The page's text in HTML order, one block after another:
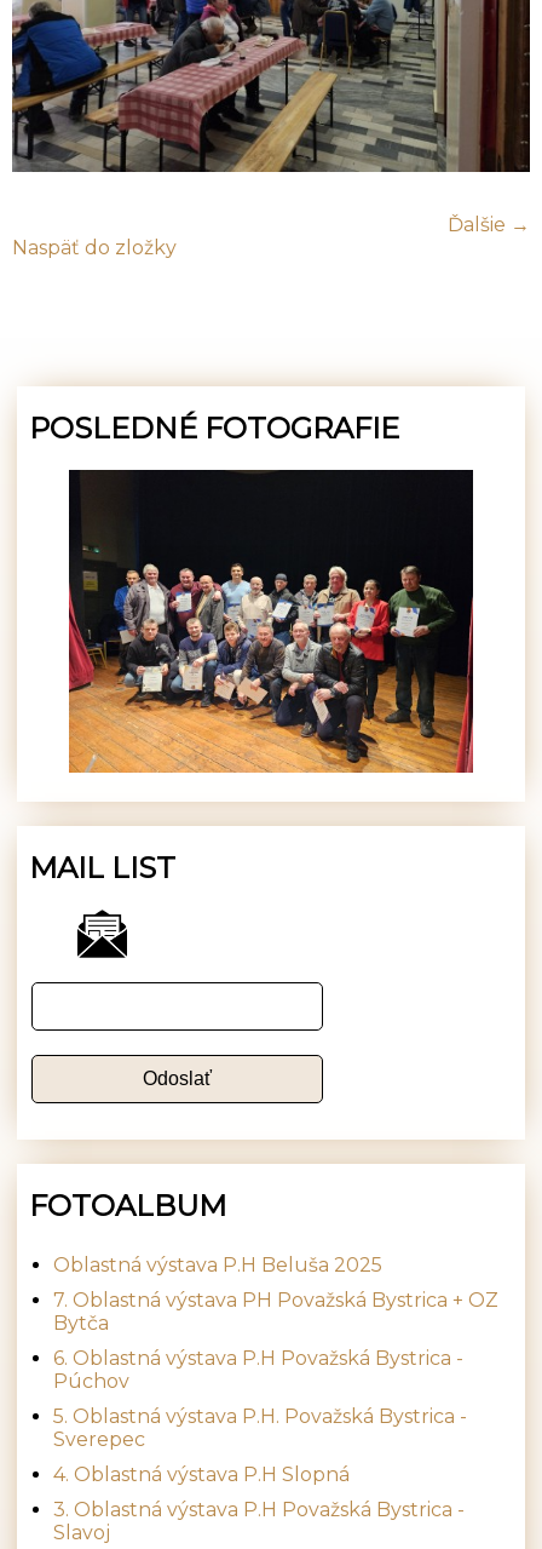
Ďalšie →
Naspäť do zložky
POSLEDNÉ FOTOGRAFIE
MAIL LIST
FOTOALBUM
Oblastná výstava P.H Beluša 2025
7. Oblastná výstava PH Považská Bystrica + OZ
Bytča
6. Oblastná výstava P.H Považská Bystrica -
Púchov
5. Oblastná výstava P.H. Považská Bystrica -
Sverepec
4. Oblastná výstava P.H Slopná
3. Oblastná výstava P.H Považská Bystrica -
Slavoj